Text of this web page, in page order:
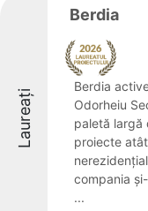
Laureați
Berdia
Berdia
Odorheiu
paletă largă
proiecte
compania
...